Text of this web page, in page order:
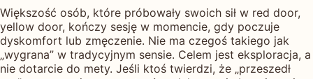
Większość osób, które próbowały swoich sił w red door,
yellow door, kończy sesję w momencie, gdy poczuje
dyskomfort lub zmęczenie. Nie ma czegoś takiego jak
„wygrana” w tradycyjnym sensie. Celem jest eksploracja, a
nie dotarcie do mety. Jeśli ktoś twierdzi, że „przeszedł